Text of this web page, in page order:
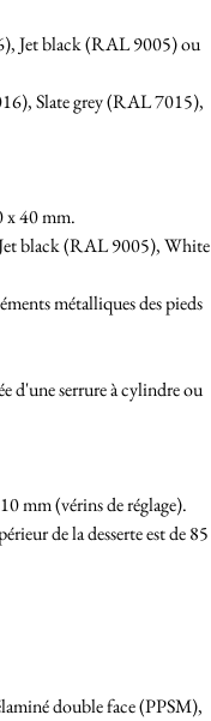
Jet black (RAL 9005) ou
Slate grey (RAL 7015),
x 40 mm.
black (RAL 9005), White
métalliques des pieds
d'une serrure à cylindre ou
mm (vérins de réglage).
de la desserte est de 85
double face (PPSM),